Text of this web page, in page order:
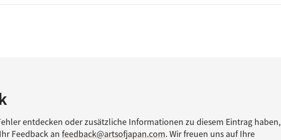
entdecken oder zusätzliche Informationen zu diesem Eintrag haben,
Feedback an feedback@artsofjapan.com. Wir freuen uns auf Ihre